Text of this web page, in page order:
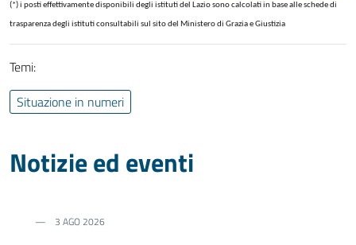
(*) i posti effettivamente disponibili degli istituti del Lazio sono calcolati in base alle schede di
trasparenza degli istituti consultabili sul sito del Ministero di Grazia e Giustizia
Temi:
Situazione in numeri
Notizie ed eventi
3 AGO 2026